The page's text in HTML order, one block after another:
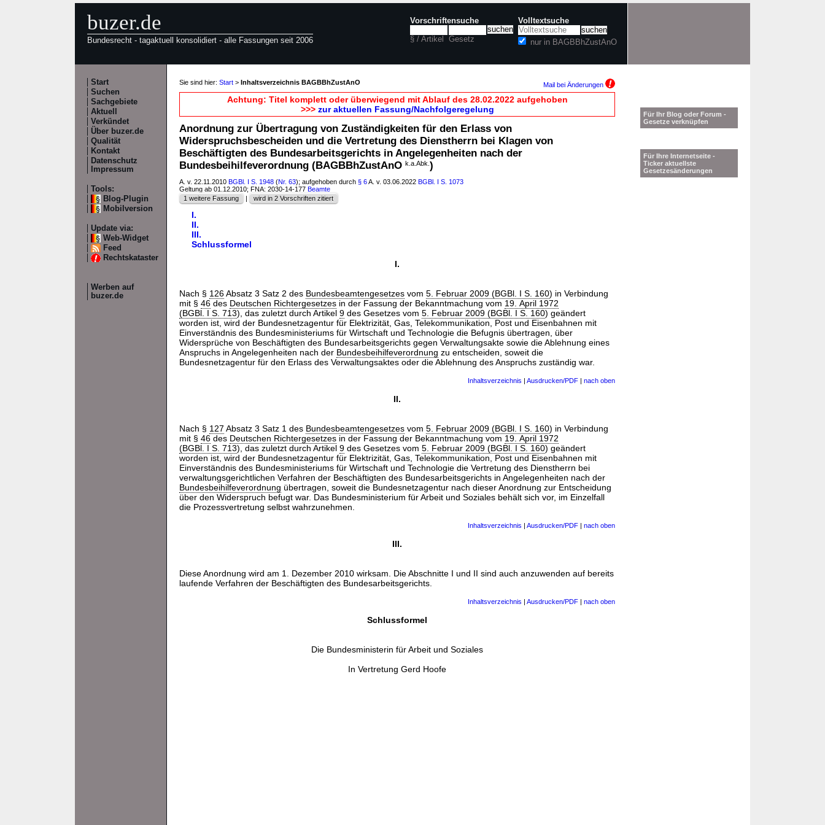
buzer.de
Bundesrecht - tagaktuell konsolidiert - alle Fassungen seit 2006
Vorschriftensuche
§ / Artikel Gesetz
Volltextsuche
nur in BAGBBhZustAnO
Start
Suchen
Sachgebiete
Aktuell
Verkündet
Über buzer.de
Qualität
Kontakt
Datenschutz
Impressum
Tools:
Blog-Plugin
Mobilversion
Update via:
Web-Widget
Feed
Rechtskataster
Werben auf
buzer.de
Sie sind hier: Start > Inhaltsverzeichnis BAGBBhZustAnO Mail bei Änderungen
Achtung: Titel komplett oder überwiegend mit Ablauf des 28.02.2022 aufgehoben
>>> zur aktuellen Fassung/Nachfolgeregelung
Anordnung zur Übertragung von Zuständigkeiten für den Erlass von
Widerspruchsbescheiden und die Vertretung des Dienstherrn bei Klagen von
Beschäftigten des Bundesarbeitsgerichts in Angelegenheiten nach der
Bundesbeihilfeverordnung (BAGBBhZustAnO k.a.Abk. )
A. v. 22.11.2010 BGBl. I S. 1948 (Nr. 63); aufgehoben durch § 6A. v. 03.06.2022 BGBl. I S. 1073
Geltung ab 01.12.2010; FNA: 2030-14-177 Beamte
1 weitere Fassung
| wird in 2 Vorschriften zitiert
I.
II.
III.
Schlussformel
I.
Nach § 126Absatz 3 Satz 2 des Bundesbeamtengesetzes vom 5. Februar 2009 (BGBl. I S. 160) in Verbindung
mit § 46 des Deutschen Richtergesetzes in der Fassung der Bekanntmachung vom 19. April 1972
(BGBl. I S. 713), das zuletzt durch Artikel 9 des Gesetzes vom 5. Februar 2009 (BGBl. I S. 160) geändert
worden ist, wird der Bundesnetzagentur für Elektrizität, Gas, Telekommunikation, Post und Eisenbahnen mit
Einverständnis des Bundesministeriums für Wirtschaft und Technologie die Befugnis übertragen, über
Widersprüche von Beschäftigten des Bundesarbeitsgerichts gegen Verwaltungsakte sowie die Ablehnung eines
Anspruchs in Angelegenheiten nach der Bundesbeihilfeverordnung zu entscheiden, soweit die
Bundesnetzagentur für den Erlass des Verwaltungsaktes oder die Ablehnung des Anspruchs zuständig war.
Inhaltsverzeichnis | Ausdrucken/PDF | nach oben
II.
Nach § 127 Absatz 3 Satz 1 des Bundesbeamtengesetzes vom 5. Februar 2009 (BGBl. I S. 160) in Verbindung
mit § 46 des Deutschen Richtergesetzes in der Fassung der Bekanntmachung vom 19. April 1972
(BGBl. I S. 713), das zuletzt durch Artikel 9 des Gesetzes vom 5. Februar 2009 (BGBl. I S. 160) geändert
worden ist, wird der Bundesnetzagentur für Elektrizität, Gas, Telekommunikation, Post und Eisenbahnen mit
Einverständnis des Bundesministeriums für Wirtschaft und Technologie die Vertretung des Dienstherrn bei
verwaltungsgerichtlichen Verfahren der Beschäftigten des Bundesarbeitsgerichts in Angelegenheiten nach der
Bundesbeihilfeverordnung übertragen, soweit die Bundesnetzagentur nach dieser Anordnung zur Entscheidung
über den Widerspruch befugt war. Das Bundesministerium für Arbeit und Soziales behält sich vor, im Einzelfall
die Prozessvertretung selbst wahrzunehmen.
Inhaltsverzeichnis | Ausdrucken/PDF | nach oben
III.
Diese Anordnung wird am 1. Dezember 2010 wirksam. Die Abschnitte I und II sind auch anzuwenden auf bereits
laufende Verfahren der Beschäftigten des Bundesarbeitsgerichts.
Inhaltsverzeichnis | Ausdrucken/PDF | nach oben
Schlussformel
Die Bundesministerin für Arbeit und Soziales
In Vertretung Gerd Hoofe
Für Ihr Blog oder Forum -
Gesetze verknüpfen
Für Ihre Internetseite -
Ticker aktuellste
Gesetzesänderungen